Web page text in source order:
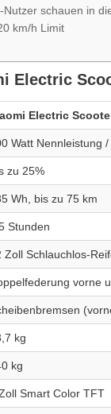
Nutzer schauen in
km/h Limit
Electric
Electric
Watt Nennleistung
zu 25%
Wh, bis zu 75 km
Stunden
Zoll Schlauchlos-
vorne
kg
kg
Smart Color TFT